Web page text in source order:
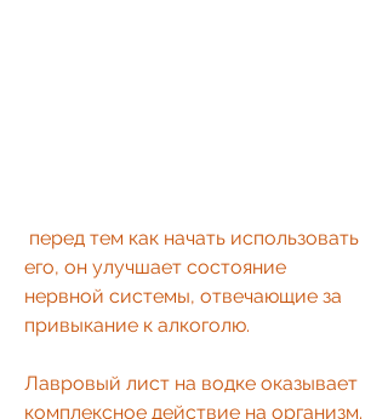
его, он улучшает состояние
нервной системы, отвечающие за
привыкание к алкоголю.
Лавровый лист на водке оказывает
комплексное действие на организм.